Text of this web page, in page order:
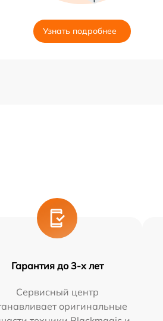
Узнать подробнее
Гарантия до 3-х лет
Сервисный центр
оригинальные